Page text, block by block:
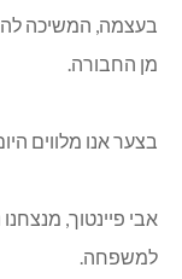
בעצמה, המשיכה
מן החבורה.
בצער אנו מלווים
אבי פיינטוך,
למשפחה.